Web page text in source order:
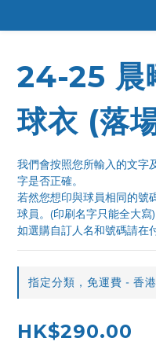
24-25 晨
球衣 (落
我們會按照您所輸入的文字
字是否正確。
若然您想印與球員相同的號
球員。(印刷名字只能全大寫)
如選購自訂人名和號碼請在
指定分類，免運費 - 香
HK$290.00